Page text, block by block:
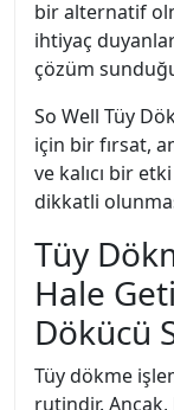
bir alternatif
ihtiyaç
çözüm
So Well Tüy
için bir fırsat,
ve kalıcı bir
dikkatli
Tüy
Hale
Dökücü
Tüy dökme
rutindir. Ancak,